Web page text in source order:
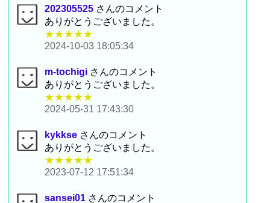
202305525 さんのコメント
ありがとうございました。
★★★★★
2024-10-03 18:05:34
m-tochigi さんのコメント
ありがとうございました。
★★★★★
2024-05-31 17:43:30
kykkse さんのコメント
ありがとうございました。
★★★★★
2023-07-12 17:51:34
sansei01 さんのコメント